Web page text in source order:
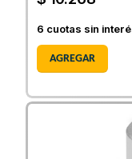
6 cuotas sin
AGREGAR